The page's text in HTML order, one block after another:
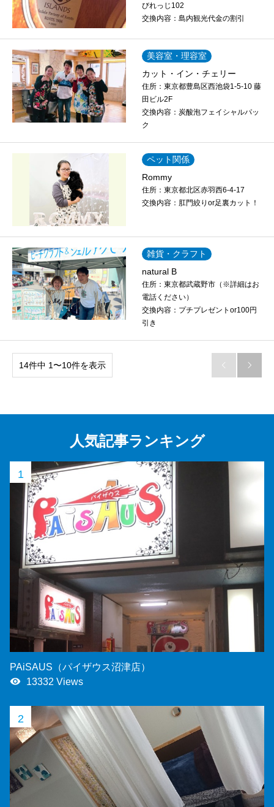
びれっじ102
交換内容： 島内観光代金の割引
美容室・理容室
カット・イン・チェリー
住所： 東京都豊島区西池袋1-5-10 藤
田ビル2F
交換内容： 炭酸泡フェイシャルパッ
ク
ペット関係
Rommy
住所： 東京都北区赤羽西6-4-17
交換内容： 肛門絞りor足裏カット！
雑貨・クラフト
natural B
住所： 東京都武蔵野市（※詳細はお
電話ください）
交換内容： プチプレゼントor100円
引き
14件中 1〜10件を表示  
人気記事ランキング
1
PAiSAUS（パイザウス沼津店）
remove_red_eye 13332 Views
2